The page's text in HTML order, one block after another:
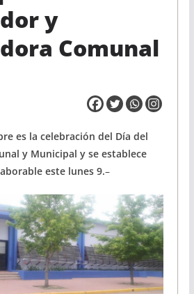
y
Comunal
es la celebración del Día del
y Municipal y se establece
este lunes 9.–